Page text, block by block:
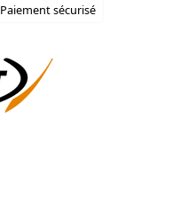
Paiement sécurisé